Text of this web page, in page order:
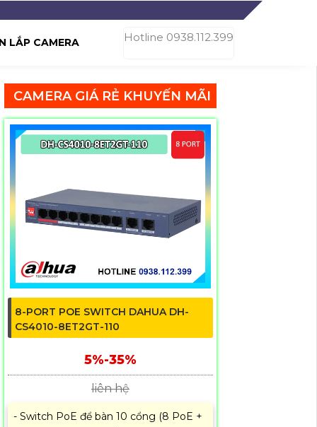
Hotline 0938.112.399
LẮP CAMERA
CAMERA GIÁ RẺ KHUYẾN MÃI
8-PORT POE SWITCH DAHUA DH-
CS4010-8ET2GT-110
5%-35%
liên hệ
- Switch PoE để bàn 10 cổng (8 PoE +